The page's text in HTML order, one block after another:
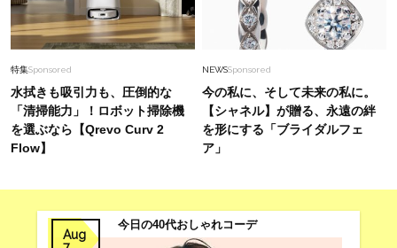
Fashion 2026.8.5
40代の”ワイドパンツコーデ”が垢抜ける！秋ま
で日常で使いたい【最旬バッグ】2選
特集Sponsored
水拭きも吸引力も、圧倒的な
「清掃能力」！ロボット掃除機
を選ぶなら【Qrevo Curv 2
Flow】
NEWSSponsored
今の私に、そして未来の私に。
【シャネル】が贈る、永遠の絆
を形にする「ブライダルフェ
ア」
Aug
今日の40代おしゃれコーデ